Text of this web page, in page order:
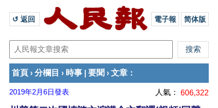
↺ 返回 電子報 简体版
首頁 › 分欄目 › 時事 要聞 › 文章 ：
2019年2月6日發表 人氣： 606,322